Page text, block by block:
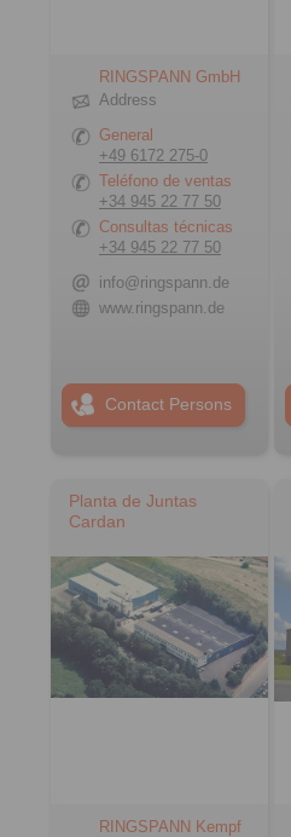
RINGSPANN GmbH
Address
General
+49 6172 275-0
Teléfono de ventas
+34 945 22 77 50
Consultas técnicas
+34 945 22 77 50
info@ringspann.de
www.ringspann.de
Contact Persons
Planta de Juntas
Cardan
RINGSPANN Kempf